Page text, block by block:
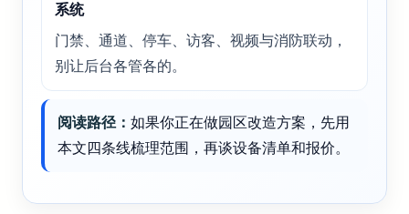
系统
门禁、通道、停车、访客、视频与消防联动，
别让后台各管各的。
阅读路径： 如果你正在做园区改造方案，先用
本文四条线梳理范围，再谈设备清单和报价。